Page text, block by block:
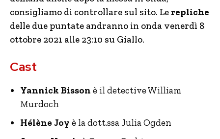
consigliamo di controllare sul sito. Le repliche
delle due puntate andranno in onda venerdì 8
ottobre 2021 alle 23:10 su Giallo.
Cast
Yannick Bisson è il detective William
Murdoch
Hélène Joy è la dott.ssa Julia Ogden